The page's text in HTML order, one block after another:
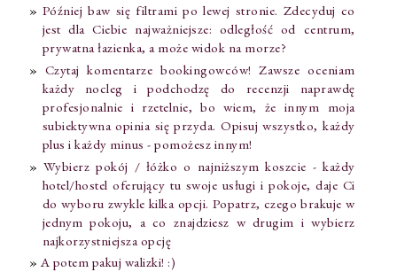
Później baw się filtrami po lewej stronie. Zdecyduj co
jest dla Ciebie najważniejsze: odległość od centrum,
prywatna łazienka, a może widok na morze?
Czytaj komentarze bookingowców! Zawsze oceniam
każdy nocleg i podchodzę do recenzji naprawdę
profesjonalnie i rzetelnie, bo wiem, że innym moja
subiektywna opinia się przyda. Opisuj wszystko, każdy
plus i każdy minus - pomożesz innym!
Wybierz pokój / łóżko o najniższym koszcie - każdy
hotel/hostel oferujący tu swoje usługi i pokoje, daje Ci
do wyboru zwykle kilka opcji. Popatrz, czego brakuje w
jednym pokoju, a co znajdziesz w drugim i wybierz
najkorzystniejsza opcję
A potem pakuj walizki! :)